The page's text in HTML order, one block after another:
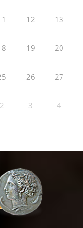
12 13
19 20
26 27
2 3 4